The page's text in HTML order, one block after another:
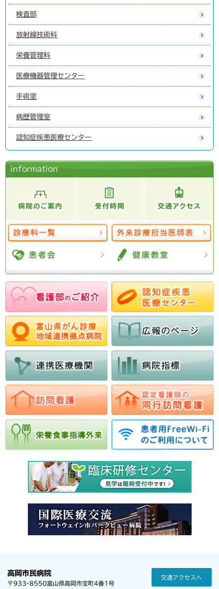
検査部
放射線技術科
栄養管理科
医療機器管理センター
手術室
病歴管理室
認知症疾患医療センター
information
高岡市民病院
〒933-8550富山県高岡市宝町4番1号
交通アクセスへ